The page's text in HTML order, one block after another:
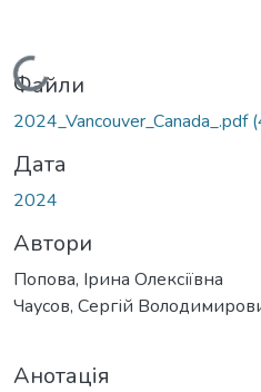
Вантажиться...
Файли
2024_Vancouver_Canada_.pdf
Дата
2024
Автори
Попова, Ірина Олексіївна
Чаусов, Сергій
Анотація